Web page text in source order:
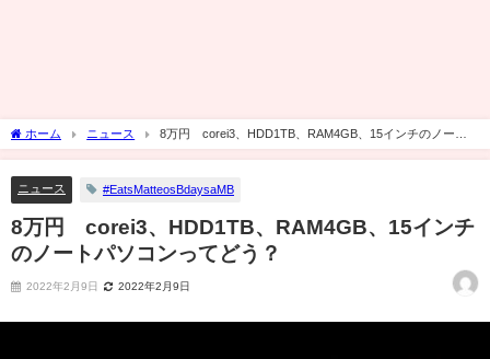
ホーム ニュース
8万円 corei3、HDD1TB、RAM4GB、15インチのノート
パソコンってどう？
ニュース #EatsMatteosBdaysaMB
8万円 corei3、HDD1TB、RAM4GB、15インチ
のノートパソコンってどう？
2022年2月9日 2022年2月9日